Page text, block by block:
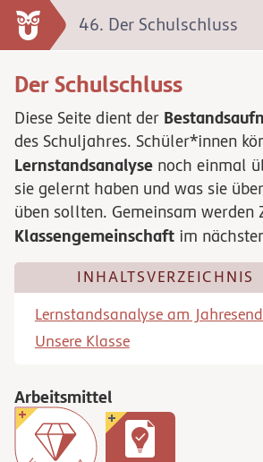
Der Schulschluss
Diese Seite dient der
des Schuljahres. Schüler*innen
Lernstandsanalyse noch einmal
sie gelernt haben und was sie
üben sollten. Gemeinsam werden
Klassengemeinschaft im
INHALTSVERZEICHNIS
Lernstandsanalyse am
Unsere Klasse
Arbeitsmittel
46. Der Schulschluss